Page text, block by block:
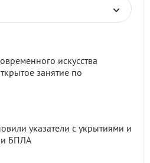
искусства
занятие по
указатели с укрытиями и
БПЛА